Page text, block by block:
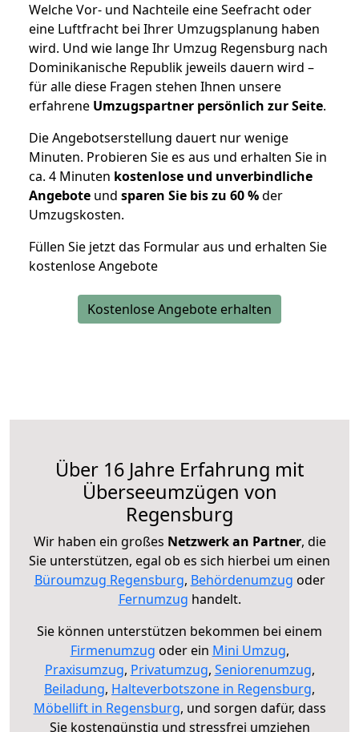
Welche Vor- und Nachteile eine Seefracht oder
eine Luftfracht bei Ihrer Umzugsplanung haben
wird. Und wie lange Ihr Umzug Regensburg nach
Dominikanische Republik jeweils dauern wird –
für alle diese Fragen stehen Ihnen unsere
erfahrene Umzugspartner persönlich zur Seite.
Die Angebotserstellung dauert nur wenige
Minuten. Probieren Sie es aus und erhalten Sie in
ca. 4 Minuten kostenlose und unverbindliche
Angebote und sparen Sie bis zu 60 %der
Umzugskosten.
Füllen Sie jetzt das Formular aus und erhalten Sie
kostenlose Angebote
Kostenlose Angebote erhalten
Über 16 Jahre Erfahrung mit
Überseeumzügen von
Regensburg
Wir haben ein großes Netzwerk an Partner, die
Sie unterstützen, egal ob es sich hierbei um einen
Büroumzug Regensburg, Behördenumzug oder
Fernumzug handelt.
Sie können unterstützen bekommen bei einem
Firmenumzug oder ein Mini Umzug,
Praxisumzug, Privatumzug, Seniorenumzug,
Beiladung, Halteverbotszone in Regensburg,
Möbellift in Regensburg, und sorgen dafür, dass
Sie kostengünstig und stressfrei umziehen